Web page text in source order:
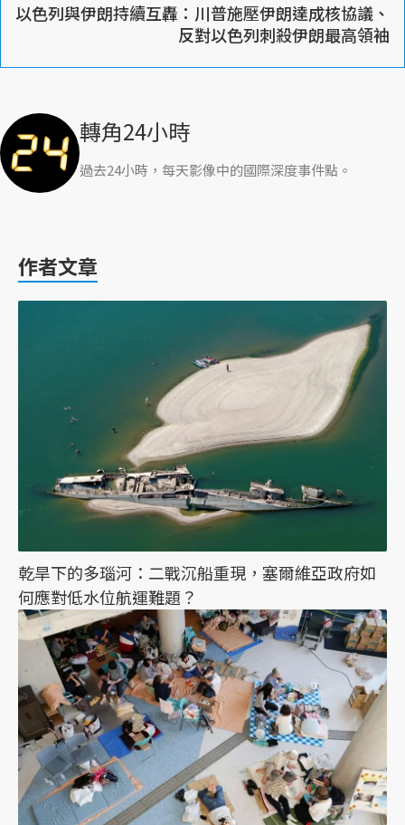
以色列與伊朗持續互轟：川普施壓伊朗達成核協議、
反對以色列刺殺伊朗最高領袖
轉角24小時
過去24小時，每天影像中的國際深度事件點。
作者文章
乾旱下的多瑙河：二戰沉船重現，塞爾維亞政府如
何應對低水位航運難題？